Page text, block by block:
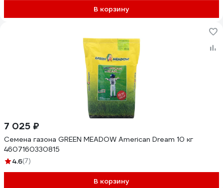
В корзину
7 025 ₽
Семена газона GREEN MEADOW American Dream 10 кг
4607160330815
4.6(7)
В корзину